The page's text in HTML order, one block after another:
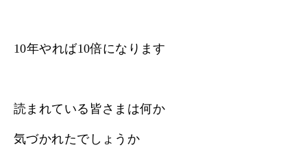
10年やれば10倍になります
読まれている皆さまは何か
気づかれたでしょうか